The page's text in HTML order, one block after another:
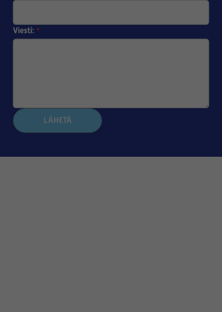
Viesti: *
LÄHETÄ